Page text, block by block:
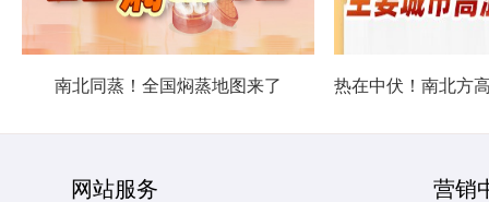
南北同蒸！全国焖蒸地图来了
网站服务 营销